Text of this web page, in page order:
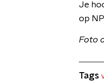
Je
op
Foto
Tags